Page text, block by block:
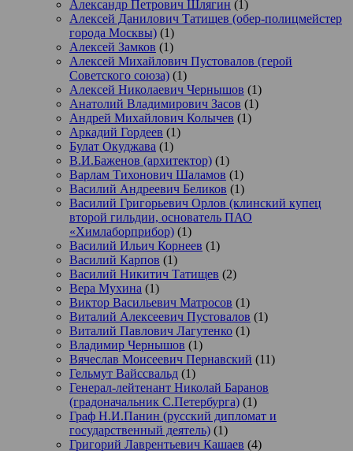
Александр Петрович Шлягин (1)
Алексей Данилович Татищев (обер-полицмейстер
города Москвы) (1)
Алексей Замков (1)
Алексей Михайлович Пустовалов (герой
Советского союза) (1)
Алексей Николаевич Чернышов (1)
Анатолий Владимирович Засов (1)
Андрей Михайлович Колычев (1)
Аркадий Гордеев (1)
Булат Окуджава (1)
В.И.Баженов (архитектор) (1)
Варлам Тихонович Шаламов (1)
Василий Андреевич Беликов (1)
Василий Григорьевич Орлов (клинский купец
второй гильдии, основатель ПАО
«Химлаборприбор) (1)
Василий Ильич Корнеев (1)
Василий Карпов (1)
Василий Никитич Татищев (2)
Вера Мухина (1)
Виктор Васильевич Матросов (1)
Виталий Алексеевич Пустовалов (1)
Виталий Павлович Лагутенко (1)
Владимир Чернышов (1)
Вячеслав Моисеевич Пернавский (11)
Гельмут Вайссвальд (1)
Генерал-лейтенант Николай Баранов
(градоначальник С.Петербурга) (1)
Граф Н.И.Панин (русский дипломат и
государственный деятель) (1)
Григорий Лаврентьевич Кашаев (4)